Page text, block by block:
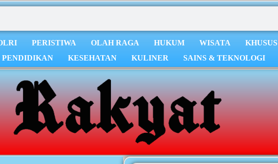
PERISTIWA OLAH RAGA HUKUM WISATA KHUSUS
PENDIDIKAN KESEHATAN KULINER SAINS & TEKNOLOGI